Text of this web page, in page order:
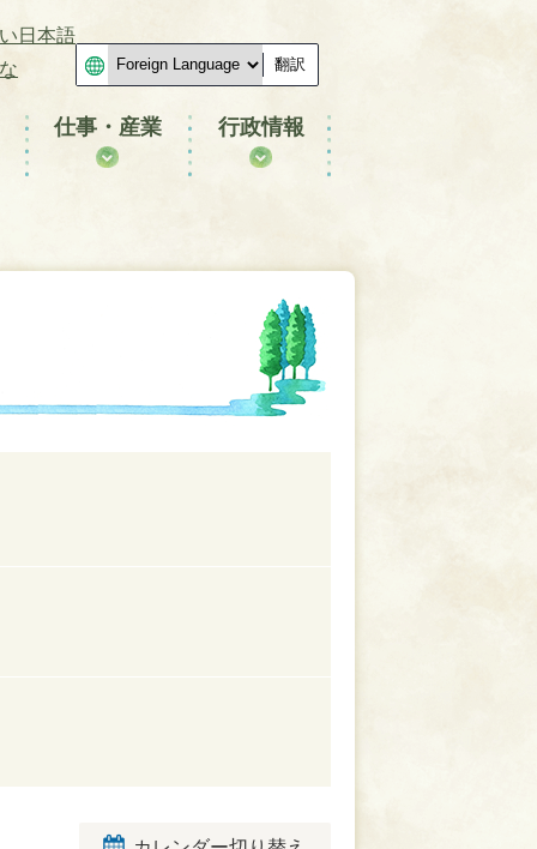
日本語
翻訳
仕事・産業 行政情報